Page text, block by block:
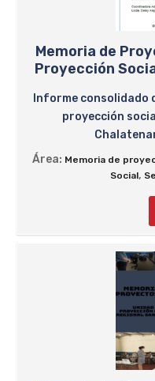
Memoria de
Proyección
Informe consolidado
proyección
Área: Memoria de
Social,